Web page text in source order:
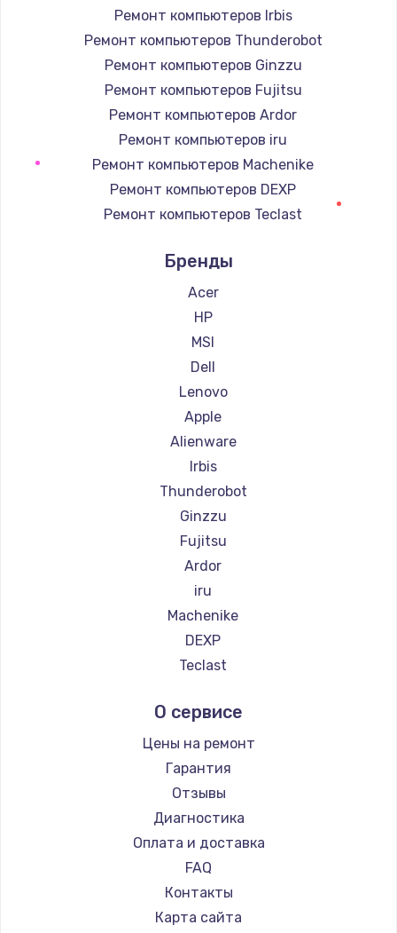
Замена контроллера питания
1490 руб.
Заказать
Замена южного моста
2600 руб.
Заказать
Чистка от пыли
Заказать
Настройка ОС
Заказать
Ремонт подсветки
Заказать
Заказать
Заказать
Восстановление данных
990 руб.
Заказать
Замена USB порта
1060 руб.
Замена звуковой карты
1100 руб.
Ремонт компьютеров Irbis
Ремонт компьютеров Thunderobot
Ремонт компьютеров Ginzzu
Ремонт компьютеров Fujitsu
Ремонт компьютеров Ardor
Ремонт компьютеров iru
Ремонт компьютеров Machenike
Ремонт компьютеров DEXP
Ремонт компьютеров Teclast
Ремонт компьютеров Beelink
Ремонт компьютеров CHUWI
Бренды
Acer
HP
MSI
Dell
Lenovo
Apple
Alienware
Irbis
Thunderobot
Ginzzu
Fujitsu
Ardor
iru
Machenike
DEXP
Teclast
Beelink
CHUWI
О сервисе
Цены на ремонт
Гарантия
Отзывы
Диагностика
Оплата и доставка
FAQ
Контакты
Карта сайта